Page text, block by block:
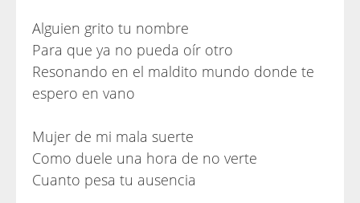
Alguien grito tu nombre
Para que ya no pueda oír otro
Resonando en el maldito mundo donde te
espero en vano
Mujer de mi mala suerte
Como duele una hora de no verte
Cuanto pesa tu ausencia